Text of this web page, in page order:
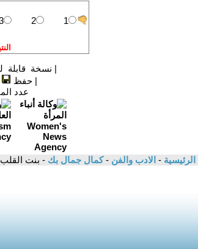
| نسخة قابلة
|حفظ
عدد
- الادب والفن -كمال جمال بك - بنت القلب